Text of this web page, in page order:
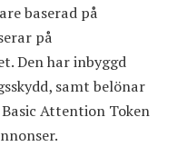
baserad på
på
Den har inbyggd
samt belönar
Attention Token